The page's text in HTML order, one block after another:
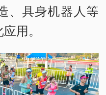
、具身机器人等
用。